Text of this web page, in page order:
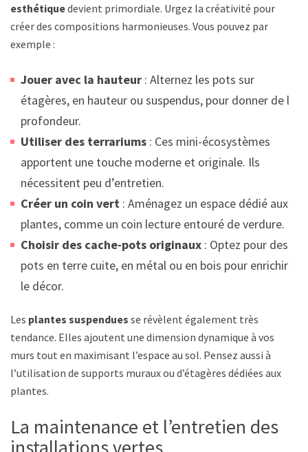
esthétiquedevient primordiale. Urgez la créativité pour
créer des compositions harmonieuses. Vous pouvez par
exemple :
Jouer avec la hauteur : Alternez les pots sur
étagères, en hauteur ou suspendus, pour donner de la
profondeur.
Utiliser des terrariums : Ces mini-écosystèmes
apportent une touche moderne et originale. Ils
nécessitent peu d’entretien.
Créer un coin vert : Aménagez un espace dédié aux
plantes, comme un coin lecture entouré de verdure.
Choisir des cache-pots originaux : Optez pour des
pots en terre cuite, en métal ou en bois pour enrichir
le décor.
Les plantes suspendues se révèlent également très
tendance. Elles ajoutent une dimension dynamique à vos
murs tout en maximisant l’espace au sol. Pensez aussi à
l’utilisation de supports muraux ou d’étagères dédiées aux
plantes.
La maintenance et l’entretien des